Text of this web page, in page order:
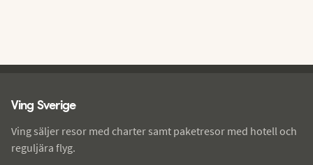
Ving Sverige
Ving säljer resor med charter samt paketresor med hotell och
reguljära flyg.